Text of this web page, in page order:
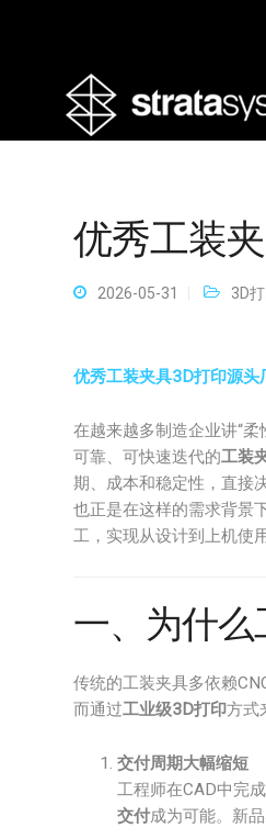
优秀工装
2026-05-31 3D
优秀工装夹具3D打印源头
在越来越多制造企业讲“柔
可靠、可快速迭代的工装
期、成本和稳定性，直接
也正是在这样的需求背景
工，实现从设计到上机使
一、为什么
传统的工装夹具多依赖
而通过工业级3D打印方式
交付周期大幅缩短
工程师在CAD中完
交付成为可能。新